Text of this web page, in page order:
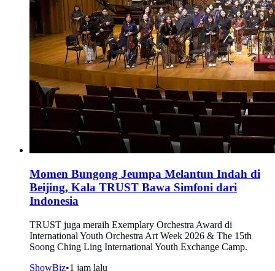
Momen Bungong Jeumpa Melantun Indah di
Beijing, Kala TRUST Bawa Simfoni dari
Indonesia
TRUST juga meraih Exemplary Orchestra Award di
International Youth Orchestra Art Week 2026 & The 15th
Soong Ching Ling International Youth Exchange Camp.
ShowBiz•1 jam lalu